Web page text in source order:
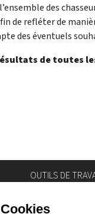
des
de refléter de
des éventuels
de toutes
OUTILS DE
Géoportail